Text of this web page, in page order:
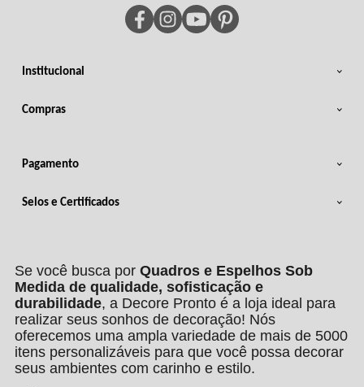
Institucional
Compras
Pagamento
Selos e Certificados
Se você busca por Quadros e Espelhos Sob
Medida de qualidade, sofisticação e
durabilidade, a Decore Pronto é a loja ideal para
realizar seus sonhos de decoração! Nós
oferecemos uma ampla variedade de mais de 5000
itens personalizáveis para que você possa decorar
seus ambientes com carinho e estilo.